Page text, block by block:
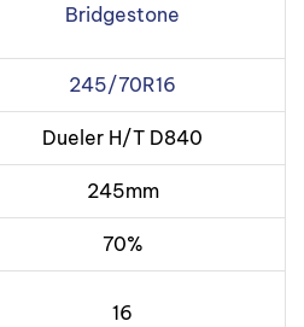
Bridgestone
245/70R16
Dueler H/T D840
245mm
70%
16